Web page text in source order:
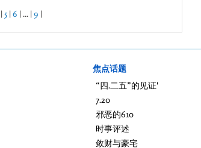
|5 |6 | ... |9 |
焦点话题
“四.二五”的见证'
7.20
邪恶的610
时事评述
敛财与豪宅